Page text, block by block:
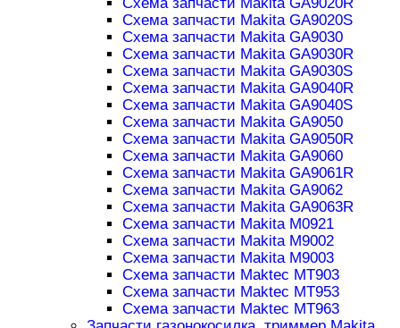
Схема запчасти Makita GA9020R
Схема запчасти Makita GA9020S
Схема запчасти Makita GA9030
Схема запчасти Makita GA9030R
Схема запчасти Makita GA9030S
Схема запчасти Makita GA9040R
Схема запчасти Makita GA9040S
Схема запчасти Makita GA9050
Схема запчасти Makita GA9050R
Схема запчасти Makita GA9060
Схема запчасти Makita GA9061R
Схема запчасти Makita GA9062
Схема запчасти Makita GA9063R
Схема запчасти Makita M0921
Схема запчасти Makita M9002
Схема запчасти Makita M9003
Схема запчасти Maktec MT903
Схема запчасти Maktec MT953
Схема запчасти Maktec MT963